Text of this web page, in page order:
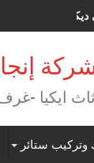
ايكيا -
وتركيب ستائر